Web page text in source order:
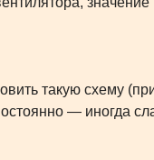
такую схему
— иногда